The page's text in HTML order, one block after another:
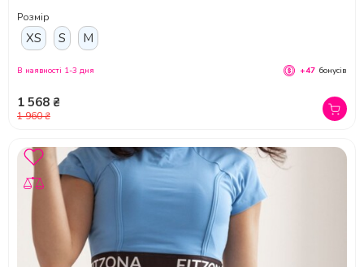
Розмір
XS S M
1 568 ₴
1 960 ₴
В наявності 1-3 дня +47 бонусів